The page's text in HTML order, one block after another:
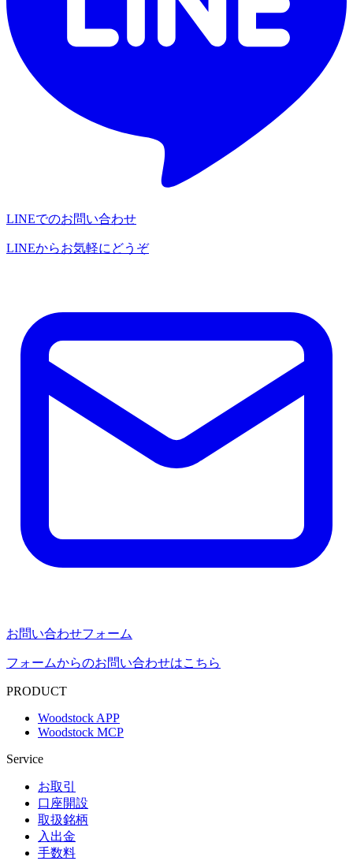
LINEでのお問い合わせ
LINEからお気軽にどうぞ
お問い合わせフォーム
フォームからのお問い合わせはこちら
PRODUCT
Woodstock APP
Woodstock MCP
Service
お取引
口座開設
取扱銘柄
入出金
手数料